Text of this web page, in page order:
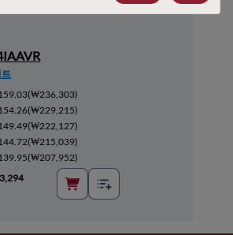
(₩236,303)
(₩229,215)
(₩222,127)
(₩215,039)
(₩207,952)